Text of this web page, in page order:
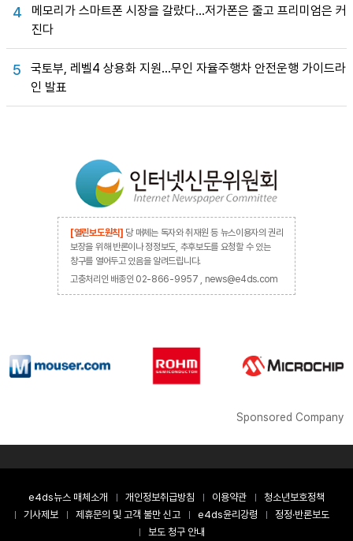
4
메모리가 스마트폰 시장을 갈랐다…저가폰은 줄고 프리미엄은 커
진다
5
국토부, 레벨4 상용화 지원…무인 자율주행차 안전운행 가이드라
인 발표
[열린보도원칙] 당 매체는 독자와 취재원 등 뉴스이용자의 권리
보장을 위해 반론이나 정정보도, 추후보도를 요청할 수 있는
창구를 열어두고 있음을 알려드립니다.
고충처리인 배종인 02-866-9957 , news@e4ds.com
Sponsored Company
e4ds뉴스 매체소개 개인정보취급방침 이용약관
청소년보호정책
기사제보
제휴문의 및 고객 불만 신고 e4ds윤리강령
정정·반론보도
보도 청구 안내